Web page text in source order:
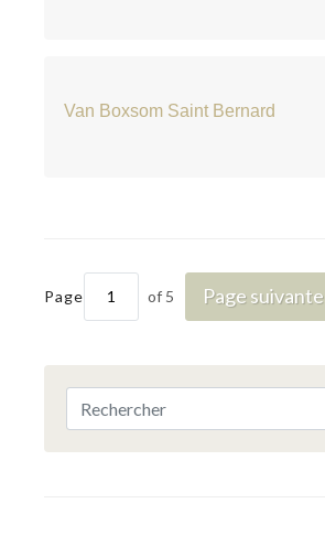
Van Boxsom Saint Bernard
Page of 5 Page suivante